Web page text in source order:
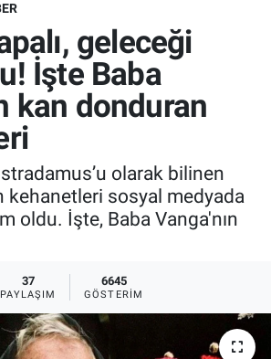
geleceği
İşte Baba
kan donduran
olarak bilinen
kehanetleri sosyal medyada
oldu. İşte, Baba Vanga'nın
37
PAYLAŞIM
6645
GÖSTERIM
Evreni
Durumu ve Fikstür